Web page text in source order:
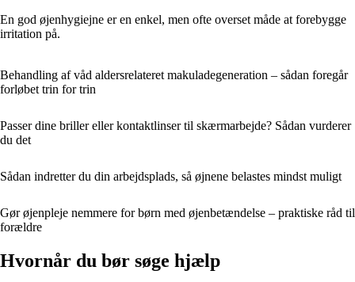
En god øjenhygiejne er en enkel, men ofte overset måde at forebygge
irritation på.
Behandling af våd aldersrelateret makuladegeneration – sådan foregår
forløbet trin for trin
Passer dine briller eller kontaktlinser til skærmarbejde? Sådan vurderer
du det
Sådan indretter du din arbejdsplads, så øjnene belastes mindst muligt
Gør øjenpleje nemmere for børn med øjenbetændelse – praktiske råd til
forældre
Hvornår du bør søge hjælp